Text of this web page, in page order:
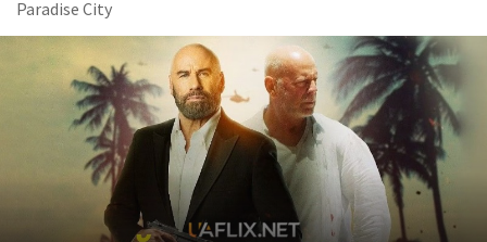
Paradise City